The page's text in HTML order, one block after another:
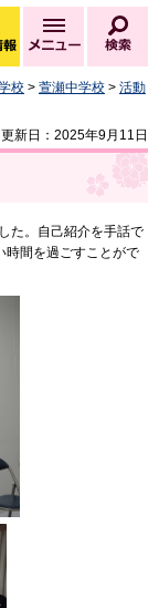
緊急情報
緊急情報を開く
メニュー
校 > 萱瀬中学校 > 活動
更新日：2025年9月11日
た。自己紹介を手話で
時間を過ごすことがで